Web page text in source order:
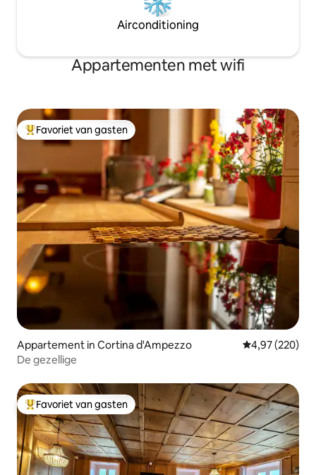
Airconditioning
Appartementen met wifi
Topfavoriet van gasten
Favoriet van gasten
Appartement in Cortina d'Ampezzo Gemiddelde
4,97 (220)
De gezellige
Topfavoriet van gasten
Favoriet van gasten